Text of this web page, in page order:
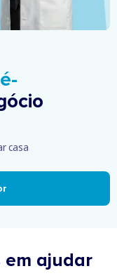
casa
em ajudar